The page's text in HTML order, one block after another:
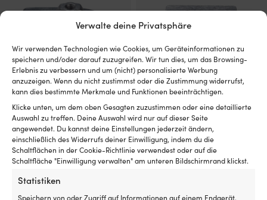
Verwalte deine Privatsphäre
Wir verwenden Technologien wie Cookies, um Geräteinformationen zu
speichern und/oder darauf zuzugreifen. Wir tun dies, um das Browsing-
Erlebnis zu verbessern und um (nicht) personalisierte Werbung
anzuzeigen. Wenn du nicht zustimmst oder die Zustimmung widerrufst,
kann dies bestimmte Merkmale und Funktionen beeinträchtigen.
Klicke unten, um dem oben Gesagten zuzustimmen oder eine detaillierte
Auswahl zu treffen. Deine Auswahl wird nur auf dieser Seite
angewendet. Du kannst deine Einstellungen jederzeit ändern,
einschließlich des Widerrufs deiner Einwilligung, indem du die
Schaltflächen in der Cookie-Richtlinie verwendest oder auf die
Schaltfläche "Einwilligung verwalten" am unteren Bildschirmrand klickst.
Statistiken
Speichern von oder Zugriff auf Informationen auf einem Endgerät,
Zinkanode Tecnoseal 47820, für
Außenborder, passend für
Mariner & Mercury 20 PS
UVP21,06 € Ursprünglicher
20,27 €Aktueller
MwSt. inkl.
1 VORRÄTIG (KANN
NACHBESTELLT WERDEN)
Zinkanode Tecnoseal 09411, für
Außenborder, passend für
Mariner & Mercury 4.5 – 7 PS
13,70€
VERFÜGBAR BEI
NACHBESTELLUNG